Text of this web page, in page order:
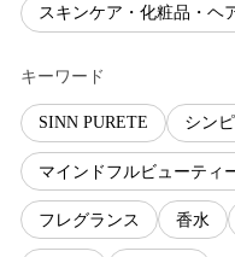
スキンケア・化粧品・ヘ
キーワード
SINN PURETE シン
マインドフルビューティ
フレグランス 香水